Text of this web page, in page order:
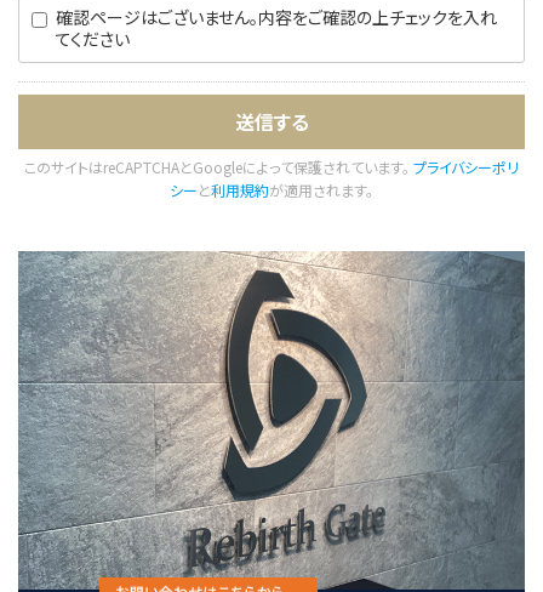
確認ページはございません。内容をご確認の上チェックを入れ
てください
このサイトはreCAPTCHAとGoogleによって保護されています。 プライバシーポリ
シーと利用規約が適用されます。